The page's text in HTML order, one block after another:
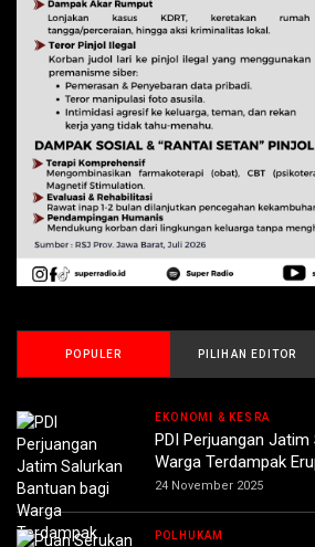
POPULER PILIHAN EDITOR
EKONOMI & KESRA
PDI Perjuangan
Warga Terdampak
24 November 2025
POLHUKAM